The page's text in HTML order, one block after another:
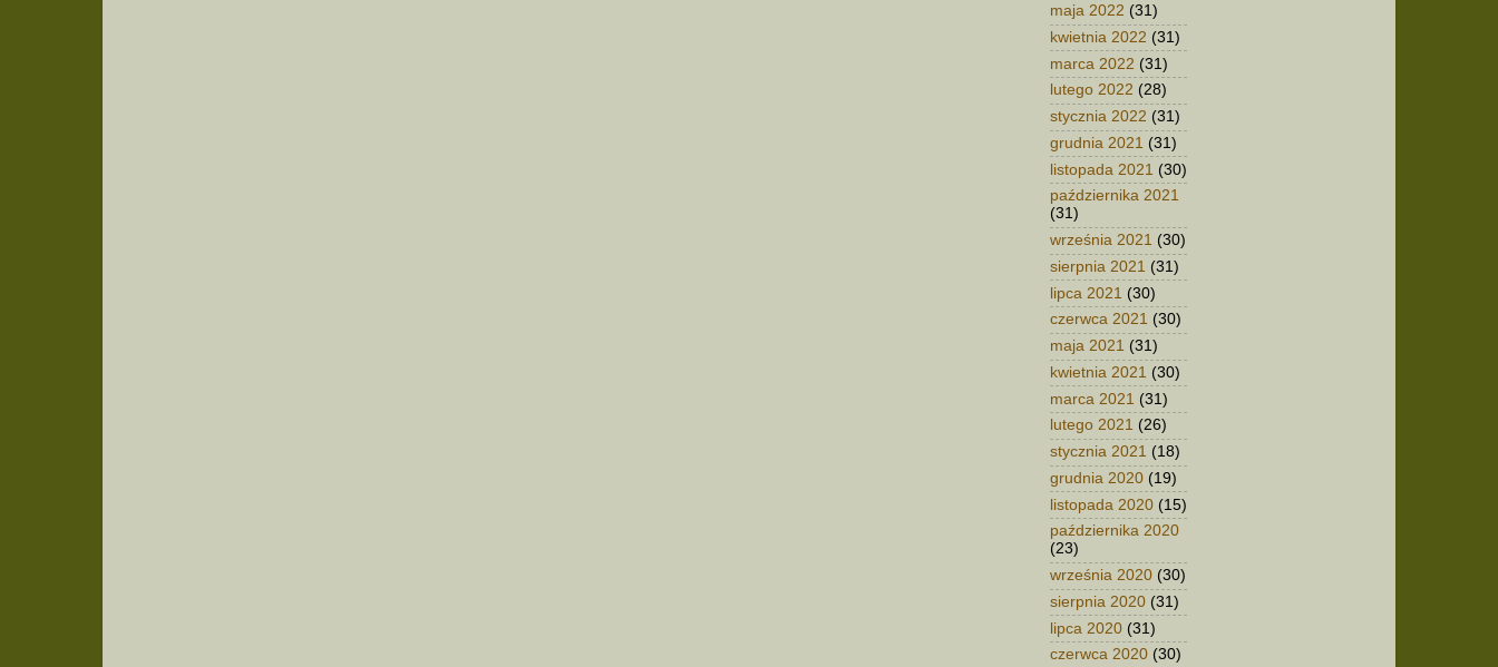
maja 2022 (31)
kwietnia 2022 (31)
marca 2022 (31)
lutego 2022 (28)
stycznia 2022 (31)
grudnia 2021 (31)
listopada 2021 (30)
października 2021
(31)
września 2021 (30)
sierpnia 2021 (31)
lipca 2021 (30)
czerwca 2021 (30)
maja 2021 (31)
kwietnia 2021 (30)
marca 2021 (31)
lutego 2021 (26)
stycznia 2021 (18)
grudnia 2020 (19)
listopada 2020 (15)
października 2020
(23)
września 2020 (30)
sierpnia 2020 (31)
lipca 2020 (31)
czerwca 2020 (30)